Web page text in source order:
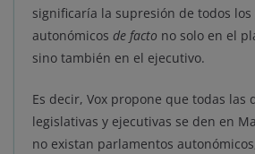
significaría la supresión de todos los
autonómicos de facto no solo en el
sino también en el ejecutivo.
Es decir, Vox propone que todas las
legislativas y ejecutivas se den en
no existan parlamentos